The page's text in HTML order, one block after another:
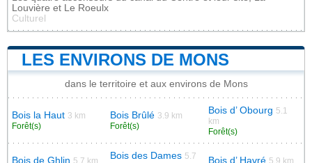
Louvière et Le Roeulx
Culturel
LES ENVIRONS DE MONS
dans le territoire et aux environs de Mons
Bois la Haut 3 km
Forêt(s)
Bois Brûlé 3.9 km
Forêt(s)
Bois d’ Obourg 5.1
km
Forêt(s)
Bois de Ghlin 5.7 km
Bois des Dames 5.7
Bois d’ Havré 5.9 km